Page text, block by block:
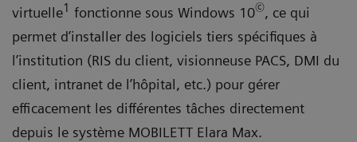
virtuelle1 fonctionne sous Windows 10©, ce qui
permet d’installer des logiciels tiers spécifiques à
l’institution (RIS du client, visionneuse PACS, DMI du
client, intranet de l’hôpital, etc.) pour gérer
efficacement les différentes tâches directement
depuis le système MOBILETT Elara Max.